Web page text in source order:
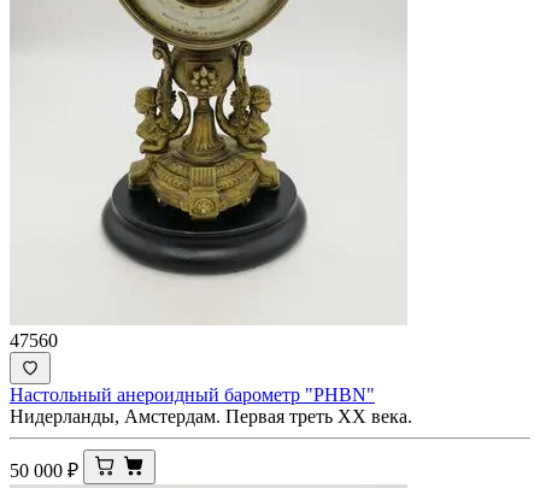
47560
Настольный анероидный барометр "PHBN"
Нидерланды, Амстердам. Первая треть XX века.
50 000 ₽